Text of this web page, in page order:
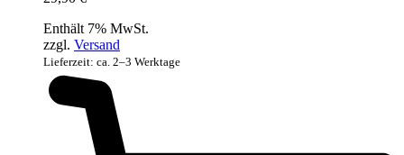
Enthält 7% MwSt.
zzgl. Versand
Lieferzeit: ca. 2–3 Werktage